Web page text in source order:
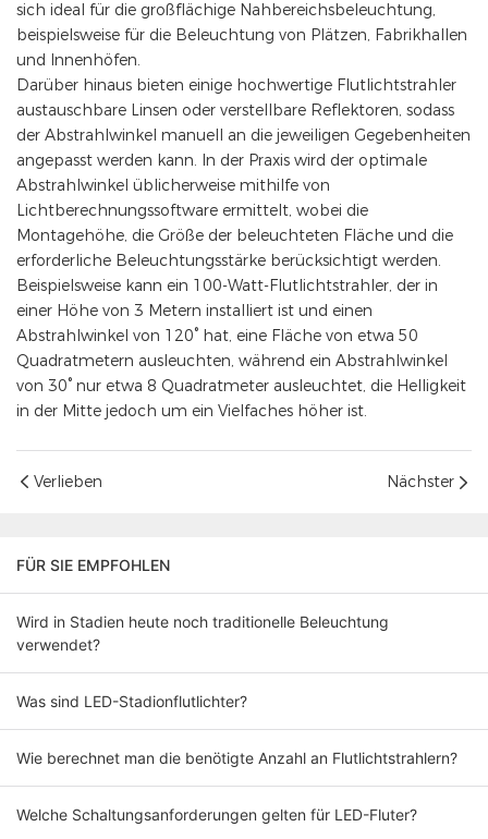
sich ideal für die großflächige Nahbereichsbeleuchtung,
beispielsweise für die Beleuchtung von Plätzen, Fabrikhallen
und Innenhöfen.
Darüber hinaus bieten einige hochwertige Flutlichtstrahler
austauschbare Linsen oder verstellbare Reflektoren, sodass
der Abstrahlwinkel manuell an die jeweiligen Gegebenheiten
angepasst werden kann. In der Praxis wird der optimale
Abstrahlwinkel üblicherweise mithilfe von
Lichtberechnungssoftware ermittelt, wobei die
Montagehöhe, die Größe der beleuchteten Fläche und die
erforderliche Beleuchtungsstärke berücksichtigt werden.
Beispielsweise kann ein 100-Watt-Flutlichtstrahler, der in
einer Höhe von 3 Metern installiert ist und einen
Abstrahlwinkel von 120° hat, eine Fläche von etwa 50
Quadratmetern ausleuchten, während ein Abstrahlwinkel
von 30° nur etwa 8 Quadratmeter ausleuchtet, die Helligkeit
in der Mitte jedoch um ein Vielfaches höher ist.
Verlieben Nächster
FÜR SIE EMPFOHLEN
Wird in Stadien heute noch traditionelle Beleuchtung
verwendet?
Was sind LED-Stadionflutlichter?
Wie berechnet man die benötigte Anzahl an Flutlichtstrahlern?
Welche Schaltungsanforderungen gelten für LED-Fluter?